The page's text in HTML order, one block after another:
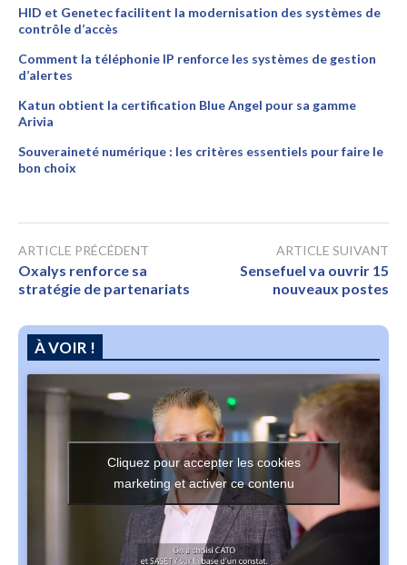
HID et Genetec facilitent la modernisation des systèmes de
contrôle d’accès
Comment la téléphonie IP renforce les systèmes de gestion
d’alertes
Katun obtient la certification Blue Angel pour sa gamme
Arivia
Souveraineté numérique : les critères essentiels pour faire le
bon choix
ARTICLE PRÉCÉDENT
Oxalys renforce sa
stratégie de partenariats
ARTICLE SUIVANT
Sensefuel va ouvrir 15
nouveaux postes
À VOIR !
Cliquez pour accepter les cookies
marketing et activer ce contenu